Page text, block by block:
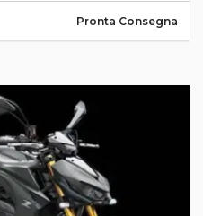
Pronta Consegna